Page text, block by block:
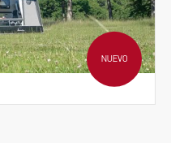
NUEVO